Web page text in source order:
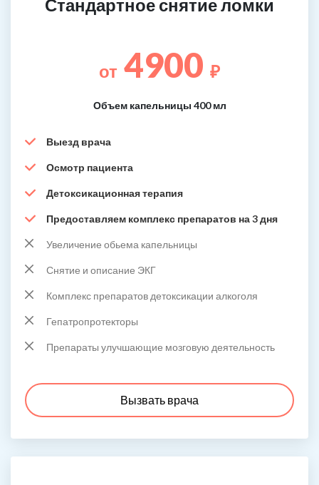
Стандартное снятие ломки
от 4900 ₽
Объем капельницы 400 мл
Выезд врача
Осмотр пациента
Детоксикационная терапия
Предоставляем комплекс препаратов на 3 дня
Увеличение обьема капельницы
Снятие и описание ЭКГ
Комплекс препаратов детоксикации алкоголя
Гепатропротекторы
Препараты улучшающие мозговую деятельность
Вызвать врача